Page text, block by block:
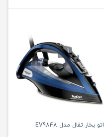
اتو بخار تفال مدل EV9848